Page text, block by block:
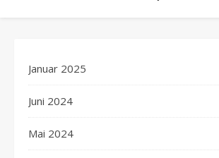
Januar 2025
Juni 2024
Mai 2024